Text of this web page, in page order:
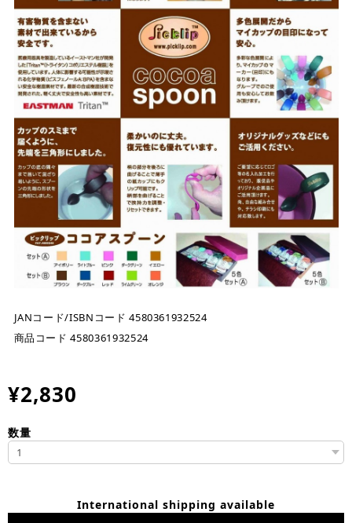
JANコード/ISBNコード 4580361932524
商品コード 4580361932524
¥2,830
数量
International shipping available